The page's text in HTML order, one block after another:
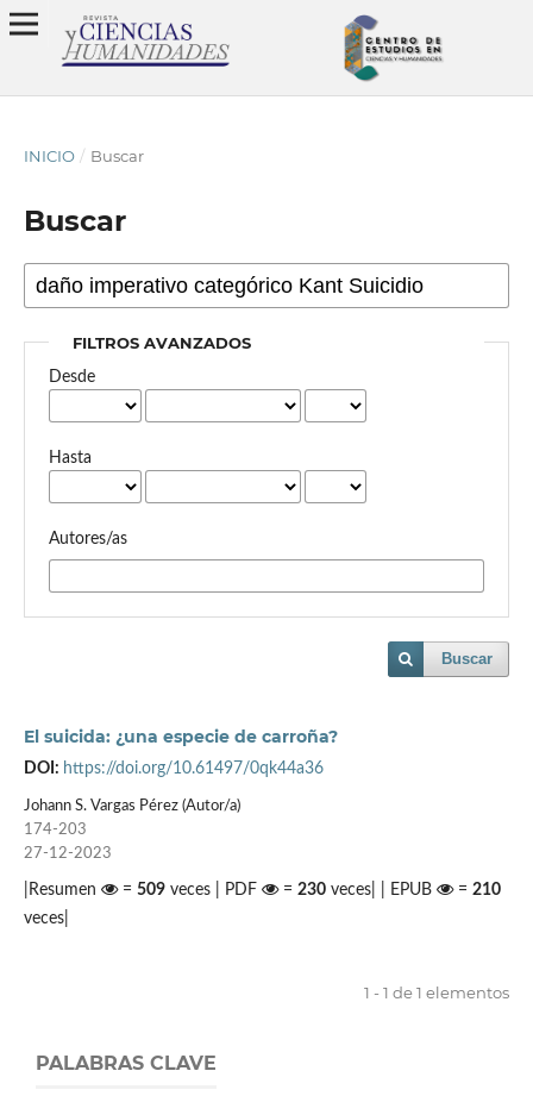
INICIO / Buscar
Buscar
FILTROS AVANZADOS
Desde
Hasta
Autores/as
Buscar
El suicida: ¿una especie de carroña?
DOI: https://doi.org/10.61497/0qk44a36
Johann S. Vargas Pérez (Autor/a)
174-203
27-12-2023
|Resumen = 509veces | PDF = 230veces| | EPUB = 210
veces|
1 - 1 de 1 elementos
PALABRAS CLAVE